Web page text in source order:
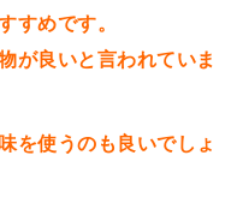
すめです。
が良いと言われていま
を使うのも良いでしょ